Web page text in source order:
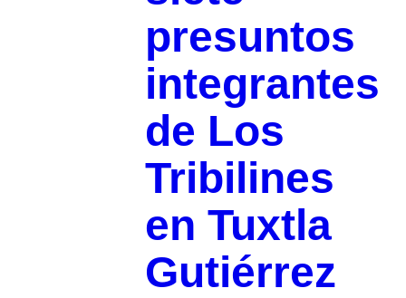
presuntos
integrantes
de Los
Tribilines
en Tuxtla
Gutiérrez